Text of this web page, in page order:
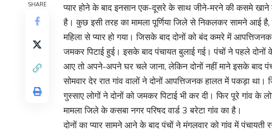
SHARE
प्यार होने के बाद इनसान एक-दूसरे के साथ जीने-मरने की कसमे
है। कुछ इसी तरह का मामला पूर्णिया जिले से निकलकर सामने आई
महिला से प्यार हो गया। जिसके बाद दोनों को बंद कमरे में
जमकर पिटाई हुई। इसके बाद पंचायत बुलाई गई। पंचों ने पहले
आए तो अपने-अपने घर चले जाना, लेकिन दोनों नहीं माने इसके बाद
सोमवार देर रात गांव वालों ने दोनों आपत्तिजनक हालत में पकड़ा
गुस्साए लोगों ने दोनों को जमकर पिटाई भी कर दी। फिर पूरे गांव के
मामला जिले के कसबा नगर परिषद वार्ड 3 बरेटा गांव का है।
दोनों का प्यार सामने आने के बाद पंचों ने मंगलवार को गांव में